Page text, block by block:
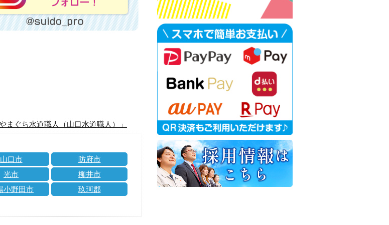
ぐち水道職人（山口水道職人）」
山口市
防府市
光市
柳井市
小野田市
玖珂郡